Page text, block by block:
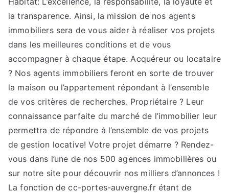
la transparence. Ainsi, la mission de nos agents
immobiliers sera de vous aider à réaliser vos projets
dans les meilleures conditions et de vous
accompagner à chaque étape. Acquéreur ou locataire
? Nos agents immobiliers feront en sorte de trouver
la maison ou l’appartement répondant à l’ensemble
de vos critères de recherches. Propriétaire ? Leur
connaissance parfaite du marché de l’immobilier leur
permettra de répondre à l’ensemble de vos projets
de gestion locative! Votre projet démarre ? Rendez-
vous dans l’une de nos 500 agences immobilières ou
sur notre site pour découvrir nos milliers d’annonces !
La fonction de cc-portes-auvergne.fr étant de